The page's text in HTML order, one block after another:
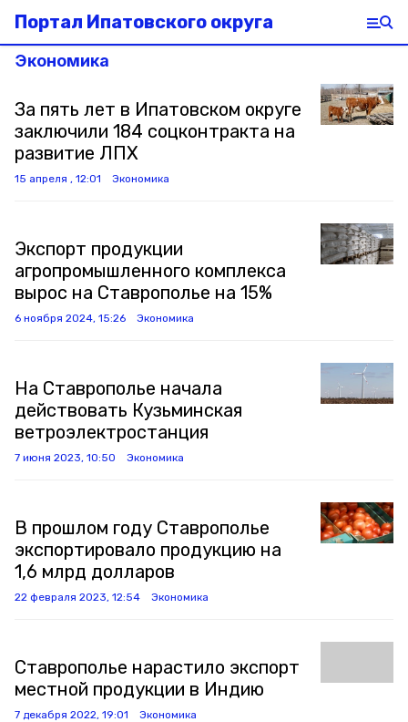
Портал Ипатовского округа
Экономика
За пять лет в Ипатовском округе
заключили 184 соцконтракта на
развитие ЛПХ
15 апреля , 12:01 Экономика
Экспорт продукции
агропромышленного комплекса
вырос на Ставрополье на 15%
6 ноября 2024, 15:26 Экономика
На Ставрополье начала
действовать Кузьминская
ветроэлектростанция
7 июня 2023, 10:50 Экономика
В прошлом году Ставрополье
экспортировало продукцию на
1,6 млрд долларов
22 февраля 2023, 12:54 Экономика
Ставрополье нарастило экспорт
местной продукции в Индию
7 декабря 2022, 19:01 Экономика